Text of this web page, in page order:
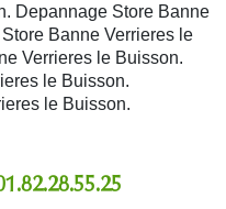
Depannage Store Banne
Banne Verrieres le
Verrieres le Buisson.
le Buisson.
le Buisson.